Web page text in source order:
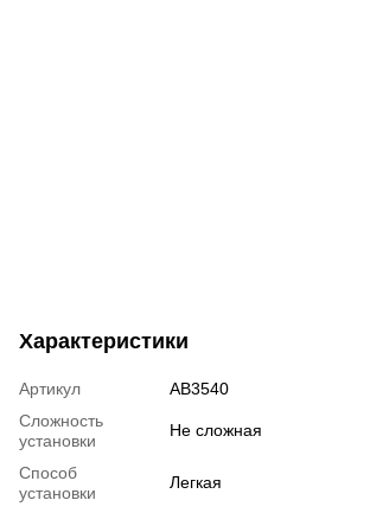
Характеристики
Артикул
AB3540
Сложность
установки
Не сложная
Способ
установки
Легкая